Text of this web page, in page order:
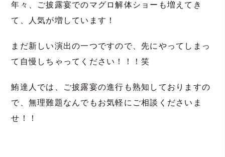
年々、ご披露宴でのマグロ解体ショーも増えてき
て、人気が増しています！
まだ新しい演出の一つですので、先にやってしまっ
て自慢しちゃってください！！！笑
鮪達人では、ご披露宴の進行も熟知しておりますの
で、無理難題なんでもお気軽にご相談くださいま
せ！！